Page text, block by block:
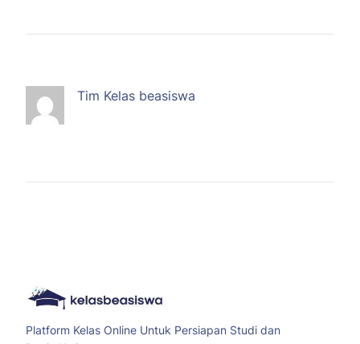
Tim Kelas beasiswa
Platform Kelas Online Untuk Persiapan Studi dan